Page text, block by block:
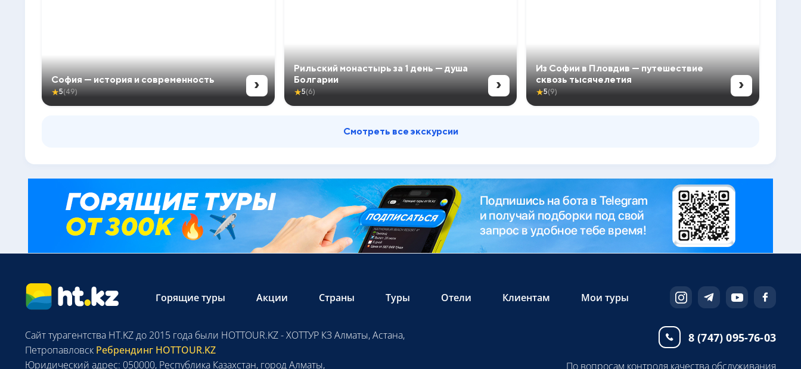
София — история и современность
★5(49) ›
Рильский монастырь за 1 день — душа
Болгарии
★5(6) ›
Из Софии в Пловдив — путешествие
сквозь тысячелетия
★5(9) ›
Смотреть все экскурсии
Горящие туры Акции Страны Туры Отели Клиентам Мои туры
8 (747) 095-76-03
Сайт турагентства HT.KZ до 2015 года были HOTTOUR.KZ - ХОТТУР КЗ Алматы, Астана,
Петропавловск Ребрендинг HOTTOUR.KZ
Юридический адрес: 050000, Республика Казахстан, город Алматы,
По вопросам контроля качества обслуживания